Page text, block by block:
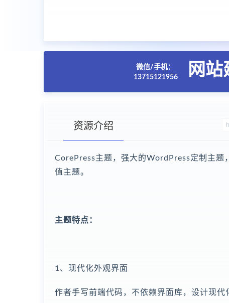
微信/手机：
13715121956
网
资源介绍
CorePress主题，强大的WordPress定制主题
值主题。
主题特点：
1、现代化外观界面
作者手写前端代码，不依赖界面库，设计现代